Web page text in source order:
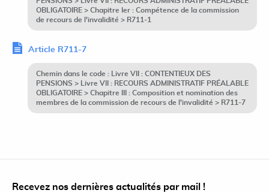
OBLIGATOIRE > Chapitre Ier : Compétence de la commission
de recours de l'invalidité > R711-1
Article R711-7
Chemin dans le code : Livre VII : CONTENTIEUX DES
PENSIONS > Livre VII : RECOURS ADMINISTRATIF PRÉALABLE
OBLIGATOIRE > Chapitre III : Composition et nomination des
membres de la commission de recours de l'invalidité > R711-7
Recevez nos dernières actualités par mail !